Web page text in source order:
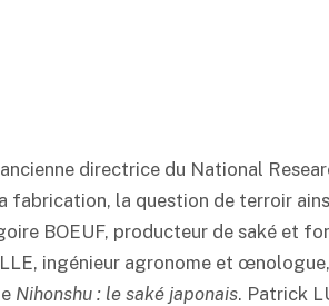
directrice du National
fabrication, la question de terroir
BOEUF, producteur de saké et
ingénieur agronome et
Nihonshu : le saké japonais. Patrick